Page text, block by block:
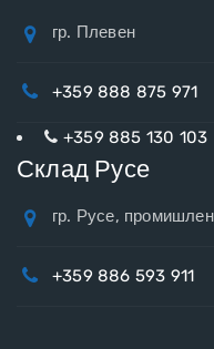
гр. Плевен
+359 888 875 971
+359 885 130 103
Склад Русе
гр. Русе,
+359 886 593 911